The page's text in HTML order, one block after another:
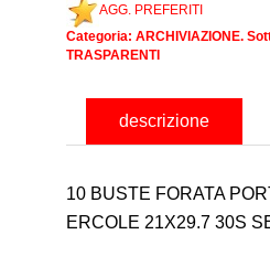
AGG. PREFERITI
Categoria: ARCHIVIAZIONE.
TRASPARENTI
descrizione
10 BUSTE FORATA
ERCOLE 21X29.7 30S